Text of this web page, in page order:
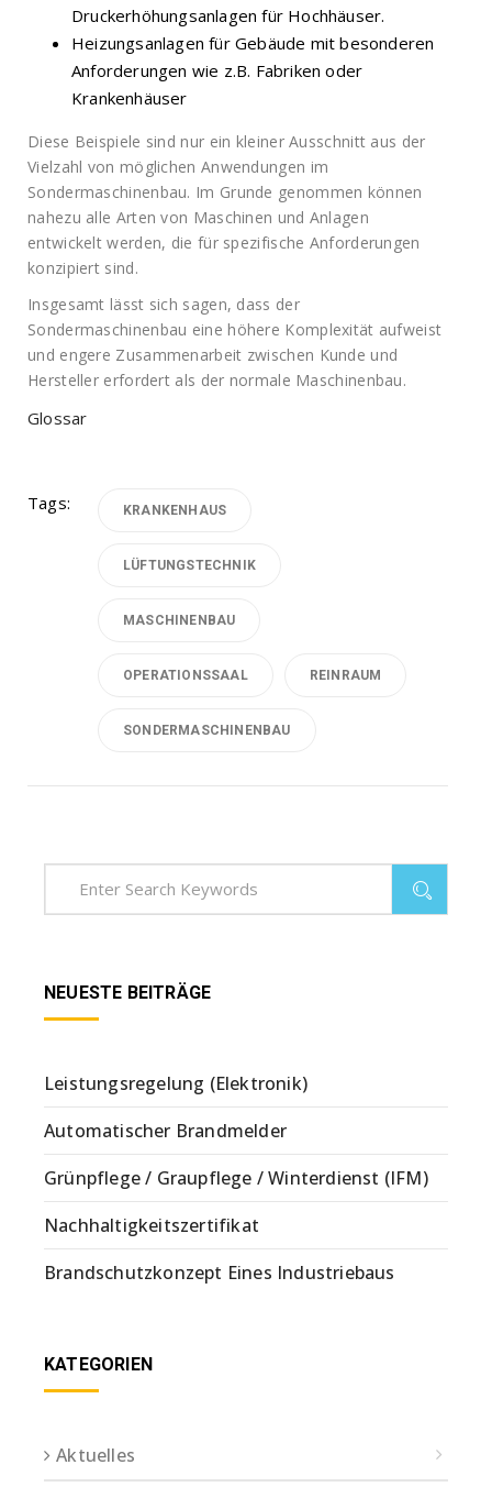
Druckerhöhungsanlagen für Hochhäuser.
Heizungsanlagen für Gebäude mit besonderen
Anforderungen wie z.B. Fabriken oder
Krankenhäuser
Diese Beispiele sind nur ein kleiner Ausschnitt aus der
Vielzahl von möglichen Anwendungen im
Sondermaschinenbau. Im Grunde genommen können
nahezu alle Arten von Maschinen und Anlagen
entwickelt werden, die für spezifische Anforderungen
konzipiert sind.
Insgesamt lässt sich sagen, dass der
Sondermaschinenbau eine höhere Komplexität aufweist
und engere Zusammenarbeit zwischen Kunde und
Hersteller erfordert als der normale Maschinenbau.
Glossar
Tags: KRANKENHAUS
LÜFTUNGSTECHNIK
MASCHINENBAU
OPERATIONSSAAL REINRAUM
SONDERMASCHINENBAU
NEUESTE BEITRÄGE
Leistungsregelung (Elektronik)
Automatischer Brandmelder
Grünpflege / Graupflege / Winterdienst (IFM)
Nachhaltigkeitszertifikat
Brandschutzkonzept Eines Industriebaus
KATEGORIEN
Aktuelles